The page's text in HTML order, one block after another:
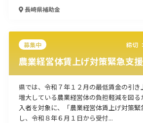
人材採用・雇用
環境・省エネ
テレワーク
受付中のみ
長崎県補助金
募集中 締切 ：
農業経営体賃上げ対策緊急支
県では、令和７年１２月の最低賃金の引
増大している農業経営体の負担軽減を図
入者を対象に、「農業経営体賃上げ対策
し、令和８年６月１日から受付...